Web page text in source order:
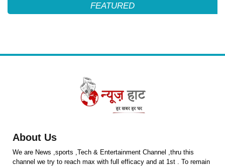
FEATURED
About Us
We are News ,sports ,Tech & Entertainment Channel ,thru this
channel we try to reach max with full efficacy and at 1st . To remain